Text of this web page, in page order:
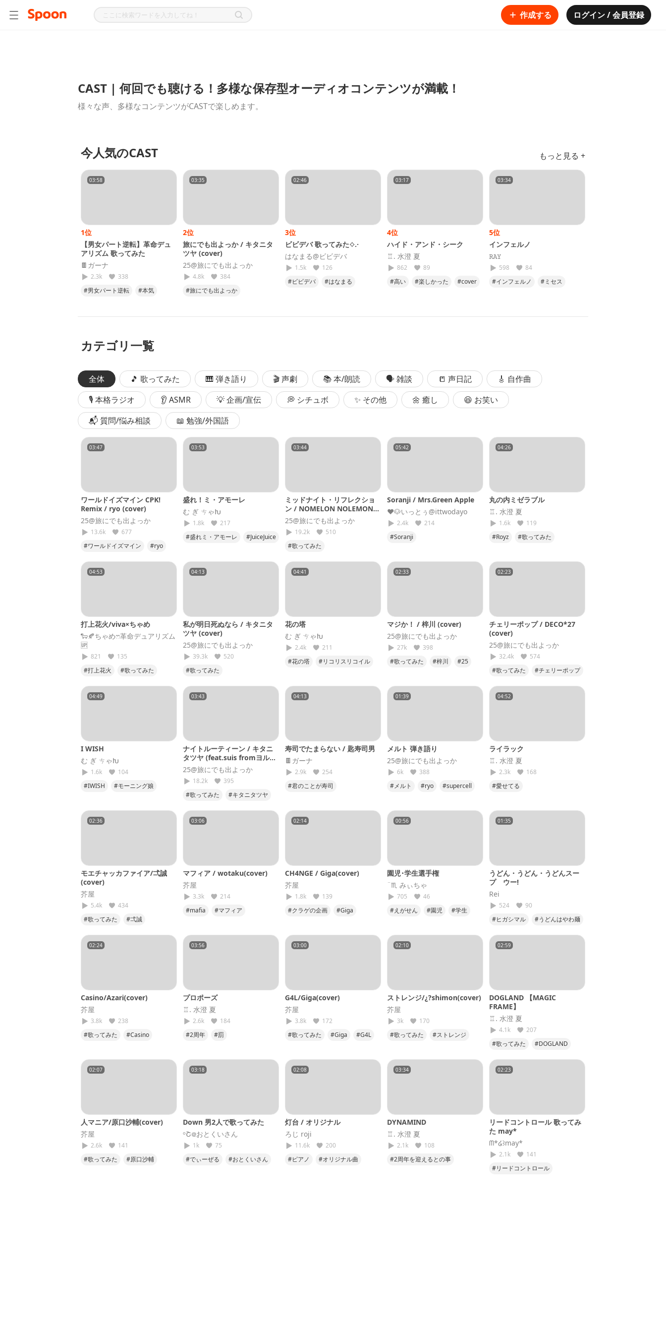
作成する ログイン / 会員登録
CAST | 何回でも聴ける！多様な保存型オーディオコンテンツが満載！
様々な声、多様なコンテンツがCASTで楽しめます。
今人気のCAST もっと見る +
03:58
1位
【男女パート逆転】革命デュ
アリズム 歌ってみた
🍫ガーナ
2.3k
338
#男女パート逆転
#本気
03:35
2位
旅にでも出よっか / キタニタ
ツヤ (cover)
25@旅にでも出よっか
4.8k
384
#旅にでも出よっか
02:46
3位
ビビデバ 歌ってみた⟡.·
はなまる@ビビデバ
1.5k
126
#ビビデバ
#はなまる
03:17
4位
ハイド・アンド・シーク
♖. 水澄 夏
862
89
#高い
#楽しかった
#cover
03:34
5位
インフェルノ
𝚁𝙰𝚈
598
84
#インフェルノ
#ミセス
カテゴリ一覧
全体 🎵 歌ってみた 🎹 弾き語り 🎬 声劇 📚 本/朗読 🗣 雑談 📒 声日記
🎸 自作曲
🎙 本格ラジオ
👂 ASMR 💡 企画/宣伝 💭 シチュボ ✨ その他 🌼 癒し
😆 お笑い
📬 質問/悩み相談
📖 勉強/外国語
03:47
ワールドイズマイン CPK!
Remix / ryo (cover)
25@旅にでも出よっか
13.6k
677
#ワールドイズマイン
#ryo
#25
03:53
盛れ！ミ・アモーレ
む ぎ ㄘゃԽ
1.8k
217
#盛れミ・アモーレ
#JuiceJuice
03:44
ミッドナイト・リフレクショ
ン / NOMELON NOLEMON
(cover)
25@旅にでも出よっか
19.2k
510
#歌ってみた
#機動戦士Gundam
05:42
Soranji / Mrs.Green Apple
♥🐶いっとぅ@ittwodayo
2.4k
214
#Soranji
#歌ってみた
04:26
丸の内ミゼラブル
♖. 水澄 夏
1.6k
119
#Royz
#歌ってみた
04:53
打上花火/viva×ちゃめ
🐑🍂ちゃめෆ‪革命デュアリズム
🆙
821
135
#打上花火
#歌ってみた
#えがせん
04:13
私が明日死ぬなら / キタニタ
ツヤ (cover)
25@旅にでも出よっか
39.3k
520
#歌ってみた
#キタニタツヤ
04:41
花の塔
む ぎ ㄘゃԽ
2.4k
211
#花の塔
#リコリスリコイル
02:33
マジか！ / 梓川 (cover)
25@旅にでも出よっか
27k
398
#歌ってみた
#梓川
#25
02:23
チェリーポップ / DECO*27
(cover)
25@旅にでも出よっか
32.4k
574
#歌ってみた
#チェリーポップ
04:49
I WISH
む ぎ ㄘゃԽ
1.6k
104
#IWISH
#モーニング娘
03:43
ナイトルーティーン / キタニ
タツヤ (feat.suis fromヨルシ
カ)
25@旅にでも出よっか
18.2k
395
#歌ってみた
#キタニタツヤ
#cover
04:13
寿司でたまらない / 匙寿司男
🍫ガーナ
2.9k
254
#君のことが寿司
01:39
メルト 弾き語り
25@旅にでも出よっか
6k
388
#メルト
#ryo
#supercell
04:52
ライラック
♖. 水澄 夏
2.3k
168
#愛せてる
02:36
モエチャッカファイア/弌誠
(cover)
芥屋
5.4k
434
#歌ってみた
#弌誠
#笑顔であっぷっぷ
03:06
マフィア / wotaku(cover)
芥屋
3.3k
214
#mafia
#マフィア
#低音
02:14
CH4NGE / Giga(cover)
芥屋
1.8k
139
#クラゲの企画
#Giga
00:56
園児･学生選手権
¨♏︎ みぃちゃ
705
46
#えがせん
#園児
#学生
01:35
うどん・うどん・うどんスー
プ ウー!
Rei
524
90
#ヒガシマル
#うどんはやわ麺
02:24
Casino/Azari(cover)
芥屋
3.8k
238
#歌ってみた
#Casino
#第2弾
03:56
プロポーズ
♖. 水澄 夏
2.6k
184
#2周年
#罰
03:00
G4L/Giga(cover)
芥屋
3.8k
172
#歌ってみた
#Giga
#G4L
02:10
ストレンジ/¿?shimon(cover)
芥屋
3k
170
#歌ってみた
#ストレンジ
#うるさいな
02:59
DOGLAND 【MAGIC
FRAME】
♖. 水澄 夏
4.1k
207
#歌ってみた
#DOGLAND
02:07
人マニア/原口沙輔(cover)
芥屋
2.6k
141
#歌ってみた
#原口沙輔
03:18
Down 男2人で歌ってみた
ᵒՇ᪤おとくいさん
1k
75
#でぃーぜる
#おとくいさん
02:08
灯台 / オリジナル
ろじ roji
11.6k
200
#ピアノ
#オリジナル曲
03:34
DYNAMIND
♖. 水澄 夏
2.1k
108
#2周年を迎えるとの事
02:23
リードコントロール 歌ってみ
た may*
‪ᗰ*໒꒱may*
2.1k
141
#リードコントロール